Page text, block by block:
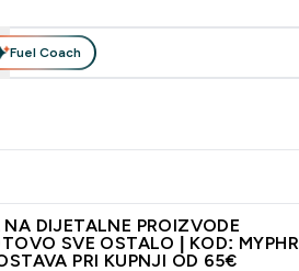
Fuel Coach
DIJETALNE PROIZVODE
SVE OSTALO | KOD: MYPHR
PRI KUPNJI OD 65€